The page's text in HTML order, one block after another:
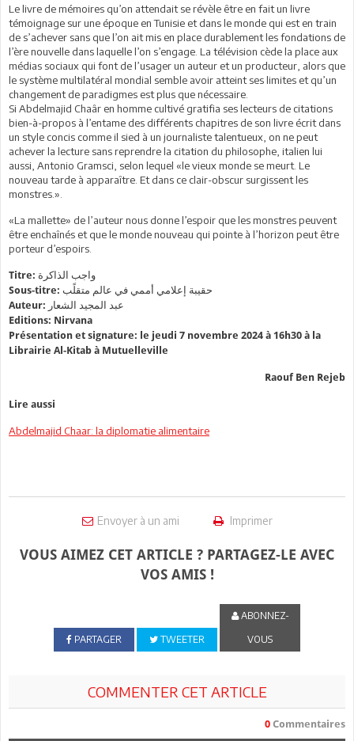
Le livre de mémoires qu’on attendait se révèle être en fait un livre
témoignage sur une époque en Tunisie et dans le monde qui est en train
de s’achever sans que l’on ait mis en place durablement les fondations de
l’ère nouvelle dans laquelle l’on s’engage. La télévision cède la place aux
médias sociaux qui font de l’usager un auteur et un producteur, alors que
le système multilatéral mondial semble avoir atteint ses limites et qu’un
changement de paradigmes est plus que nécessaire.
Si Abdelmajid Chaâr en homme cultivé gratifia ses lecteurs de citations
bien-à-propos à l’entame des différents chapitres de son livre écrit dans
un style concis comme il sied à un journaliste talentueux, on ne peut
achever la lecture sans reprendre la citation du philosophe, italien lui
aussi, Antonio Gramsci, selon lequel «le vieux monde se meurt. Le
nouveau tarde à apparaître. Et dans ce clair-obscur surgissent les
monstres.».
«La mallette» de l’auteur nous donne l’espoir que les monstres peuvent
être enchaînés et que le monde nouveau qui pointe à l’horizon peut être
porteur d’espoirs.
Titre: واجب الذاكرة
Sous-titre: حقيبة إعلامي أممي في عالم متقلًب
Auteur: عبد المجيد الشعار
Editions: Nirvana
Présentation et signature: le jeudi 7 novembre 2024 à 16h30 à la
Librairie Al-Kitab à Mutuelleville
Raouf Ben Rejeb
Lire aussi
Abdelmajid Chaar: la diplomatie alimentaire
Envoyer à un ami Imprimer
VOUS AIMEZ CET ARTICLE ? PARTAGEZ-LE AVEC
VOS AMIS !
PARTAGER TWEETER
ABONNEZ-
VOUS
COMMENTER CET ARTICLE
0 Commentaires